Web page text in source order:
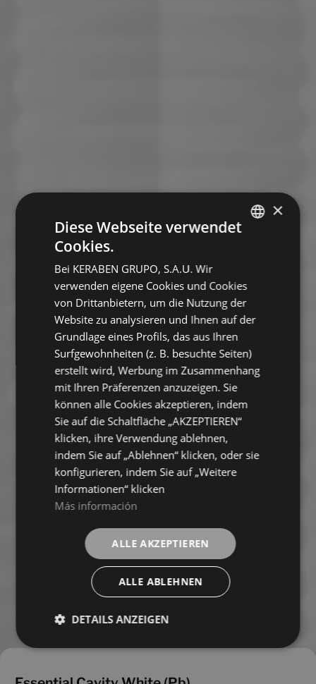
GERMAN
×
Diese Webseite verwendet
Cookies.
Bei KERABEN GRUPO, S.A.U. Wir
verwenden eigene Cookies und Cookies
von Drittanbietern, um die Nutzung der
Website zu analysieren und Ihnen auf der
Grundlage eines Profils, das aus Ihren
Surfgewohnheiten (z. B. besuchte Seiten)
erstellt wird, Werbung im Zusammenhang
mit Ihren Präferenzen anzuzeigen. Sie
können alle Cookies akzeptieren, indem
Sie auf die Schaltfläche „AKZEPTIEREN“
klicken, ihre Verwendung ablehnen,
indem Sie auf „Ablehnen“ klicken, oder sie
konfigurieren, indem Sie auf „Weitere
Informationen“ klicken
Más información
ALLE AKZEPTIEREN
ALLE ABLEHNEN
DETAILS ANZEIGEN